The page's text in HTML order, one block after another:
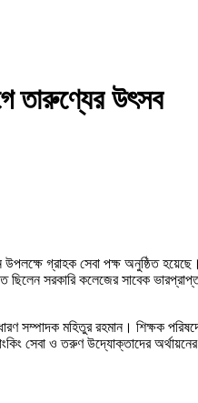
তারুণ্যের উৎসব
উপলক্ষে গ্রাহক সেবা পক্ষ অনুষ্ঠিত
ছিলেন সরকারি কলেজের সাবেক
সম্পাদক মহিতুর রহমান। শিক্ষক
সেবা ও তরুণ উদ্যোক্তাদের অর্থায়নের